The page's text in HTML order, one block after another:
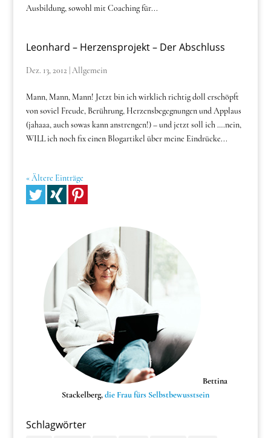
Ausbildung, sowohl mit Coaching für...
Leonhard – Herzensprojekt – Der Abschluss
Dez. 13, 2012 Allgemein
Mann, Mann, Mann! Jetzt bin ich wirklich richtig doll erschöpft
von soviel Freude, Berührung, Herzensbegegnungen und Applaus
(jahaaa, auch sowas kann anstrengen!) – und jetzt soll ich ….nein,
WILL ich noch fix einen Blogartikel über meine Eindrücke...
« Ältere Einträge
Bettina
Stackelberg,die Frau fürs Selbstbewusstsein
Schlagwörter